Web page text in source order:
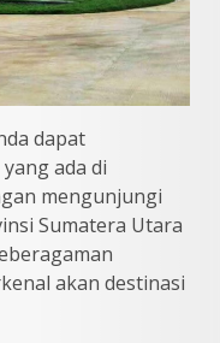
dapat
ada di
mengunjungi
Sumatera Utara
akan destinasi